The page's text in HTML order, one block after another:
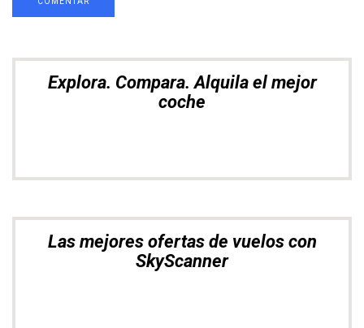
Las mejores ofertas de vuelos con
SkyScanner
Muévete por Asia con total libertad